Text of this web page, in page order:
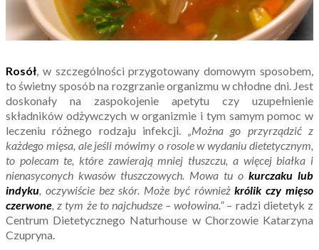
Rosół , w szczególności przygotowany domowym sposobem,
to świetny sposób na rozgrzanie organizmu w chłodne dni. Jest
doskonały na zaspokojenie apetytu czy uzupełnienie
składników odżywczych w organizmie i tym samym pomoc w
leczeniu różnego rodzaju infekcji.
„Można go przyrządzić z
każdego mięsa, ale jeśli mówimy o rosole w wydaniu dietetycznym,
to polecam te, które zawierają mniej tłuszczu, a więcej białka i
nienasyconych kwasów tłuszczowych. Mowa tu o kurczaku lub
indyku , oczywiście bez skór. Może być równieżkrólik czy mięso
czerwone , z tym że to najchudsze – wołowina.”– radzi dietetyk z
Centrum Dietetycznego Naturhouse w Chorzowie Katarzyna
Czupryna.